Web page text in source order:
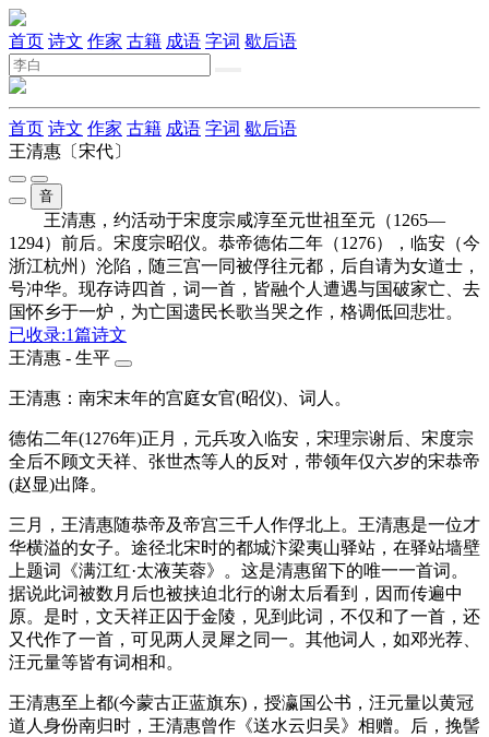
首页 诗文 作家 古籍 成语 字词 歇后语
首页 诗文 作家 古籍 成语 字词 歇后语
王清惠 〔宋代〕
音
王清惠，约活动于宋度宗咸淳至元世祖至元（1265—
1294）前后。宋度宗昭仪。恭帝德佑二年（1276），临安（今
浙江杭州）沦陷，随三宫一同被俘往元都，后自请为女道士，
号冲华。现存诗四首，词一首，皆融个人遭遇与国破家亡、去
国怀乡于一炉，为亡国遗民长歌当哭之作，格调低回悲壮。
已收录:1篇诗文
王清惠 - 生平
王清惠：南宋末年的宫庭女官(昭仪)、词人。
德佑二年(1276年)正月，元兵攻入临安，宋理宗谢后、宋度宗
全后不顾文天祥、张世杰等人的反对，带领年仅六岁的宋恭帝
(赵显)出降。
三月，王清惠随恭帝及帝宫三千人作俘北上。王清惠是一位才
华横溢的女子。途径北宋时的都城汴梁夷山驿站，在驿站墙壁
上题词《满江红·太液芙蓉》。这是清惠留下的唯一一首词。
据说此词被数月后也被挟迫北行的谢太后看到，因而传遍中
原。是时，文天祥正囚于金陵，见到此词，不仅和了一首，还
又代作了一首，可见两人灵犀之同一。其他词人，如邓光荐、
汪元量等皆有词相和。
王清惠至上都(今蒙古正蓝旗东)，授瀛国公书，汪元量以黄冠
道人身份南归时，王清惠曾作《送水云归吴》相赠。后，挽髻